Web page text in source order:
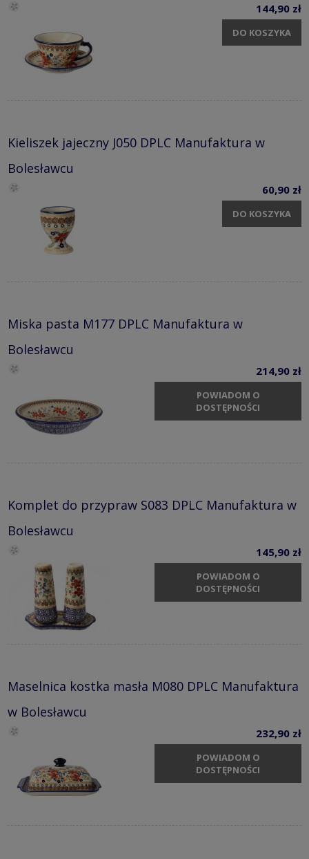
144,90 zł
DO KOSZYKA
Kieliszek jajeczny J050 DPLC Manufaktura w
Bolesławcu
60,90 zł
DO KOSZYKA
Miska pasta M177 DPLC Manufaktura w
Bolesławcu
214,90 zł
POWIADOM O
DOSTĘPNOŚCI
Komplet do przypraw S083 DPLC Manufaktura w
Bolesławcu
145,90 zł
POWIADOM O
DOSTĘPNOŚCI
Maselnica kostka masła M080 DPLC Manufaktura
w Bolesławcu
232,90 zł
POWIADOM O
DOSTĘPNOŚCI